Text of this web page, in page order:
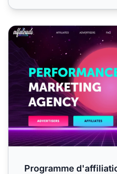
Programme d'affiliation
Programme